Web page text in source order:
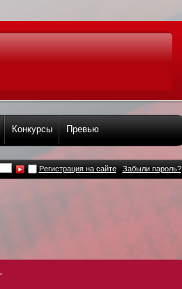
Конкурсы Превью
Регистрация на сайте Забыли пароль?